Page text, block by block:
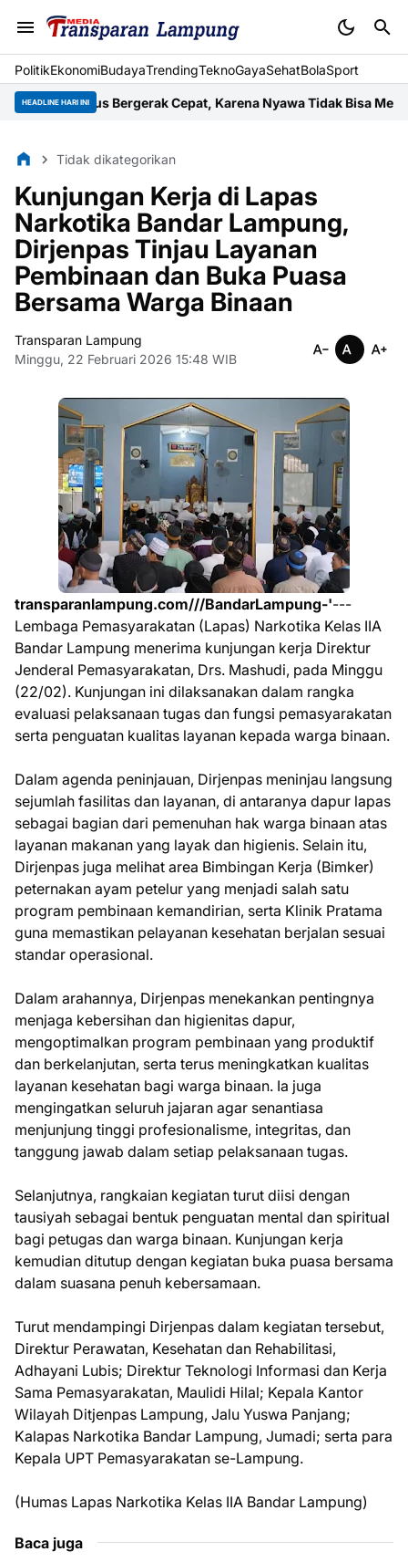
PolitikEkonomiBudayaTrendingTeknoGayaSehatBolaSport
HEADLINE HARI INI
Harus Bergerak Cepat, Karena Nyawa Tidak Bisa Menunggu
Tidak dikategorikan
Kunjungan Kerja di Lapas
Narkotika Bandar Lampung,
Dirjenpas Tinjau Layanan
Pembinaan dan Buka Puasa
Bersama Warga Binaan
Transparan Lampung
Minggu, 22 Februari 2026 15:48 WIB
transparanlampung.com///BandarLampung-'---
Lembaga Pemasyarakatan (Lapas) Narkotika Kelas IIA
Bandar Lampung menerima kunjungan kerja Direktur
Jenderal Pemasyarakatan, Drs. Mashudi, pada Minggu
(22/02). Kunjungan ini dilaksanakan dalam rangka
evaluasi pelaksanaan tugas dan fungsi pemasyarakatan
serta penguatan kualitas layanan kepada warga binaan.
Dalam agenda peninjauan, Dirjenpas meninjau langsung
sejumlah fasilitas dan layanan, di antaranya dapur lapas
sebagai bagian dari pemenuhan hak warga binaan atas
layanan makanan yang layak dan higienis. Selain itu,
Dirjenpas juga melihat area Bimbingan Kerja (Bimker)
peternakan ayam petelur yang menjadi salah satu
program pembinaan kemandirian, serta Klinik Pratama
guna memastikan pelayanan kesehatan berjalan sesuai
standar operasional.
Dalam arahannya, Dirjenpas menekankan pentingnya
menjaga kebersihan dan higienitas dapur,
mengoptimalkan program pembinaan yang produktif
dan berkelanjutan, serta terus meningkatkan kualitas
layanan kesehatan bagi warga binaan. Ia juga
mengingatkan seluruh jajaran agar senantiasa
menjunjung tinggi profesionalisme, integritas, dan
tanggung jawab dalam setiap pelaksanaan tugas.
Selanjutnya, rangkaian kegiatan turut diisi dengan
tausiyah sebagai bentuk penguatan mental dan spiritual
bagi petugas dan warga binaan. Kunjungan kerja
kemudian ditutup dengan kegiatan buka puasa bersama
dalam suasana penuh kebersamaan.
Turut mendampingi Dirjenpas dalam kegiatan tersebut,
Direktur Perawatan, Kesehatan dan Rehabilitasi,
Adhayani Lubis; Direktur Teknologi Informasi dan Kerja
Sama Pemasyarakatan, Maulidi Hilal; Kepala Kantor
Wilayah Ditjenpas Lampung, Jalu Yuswa Panjang;
Kalapas Narkotika Bandar Lampung, Jumadi; serta para
Kepala UPT Pemasyarakatan se-Lampung.
(Humas Lapas Narkotika Kelas IIA Bandar Lampung)
Baca juga